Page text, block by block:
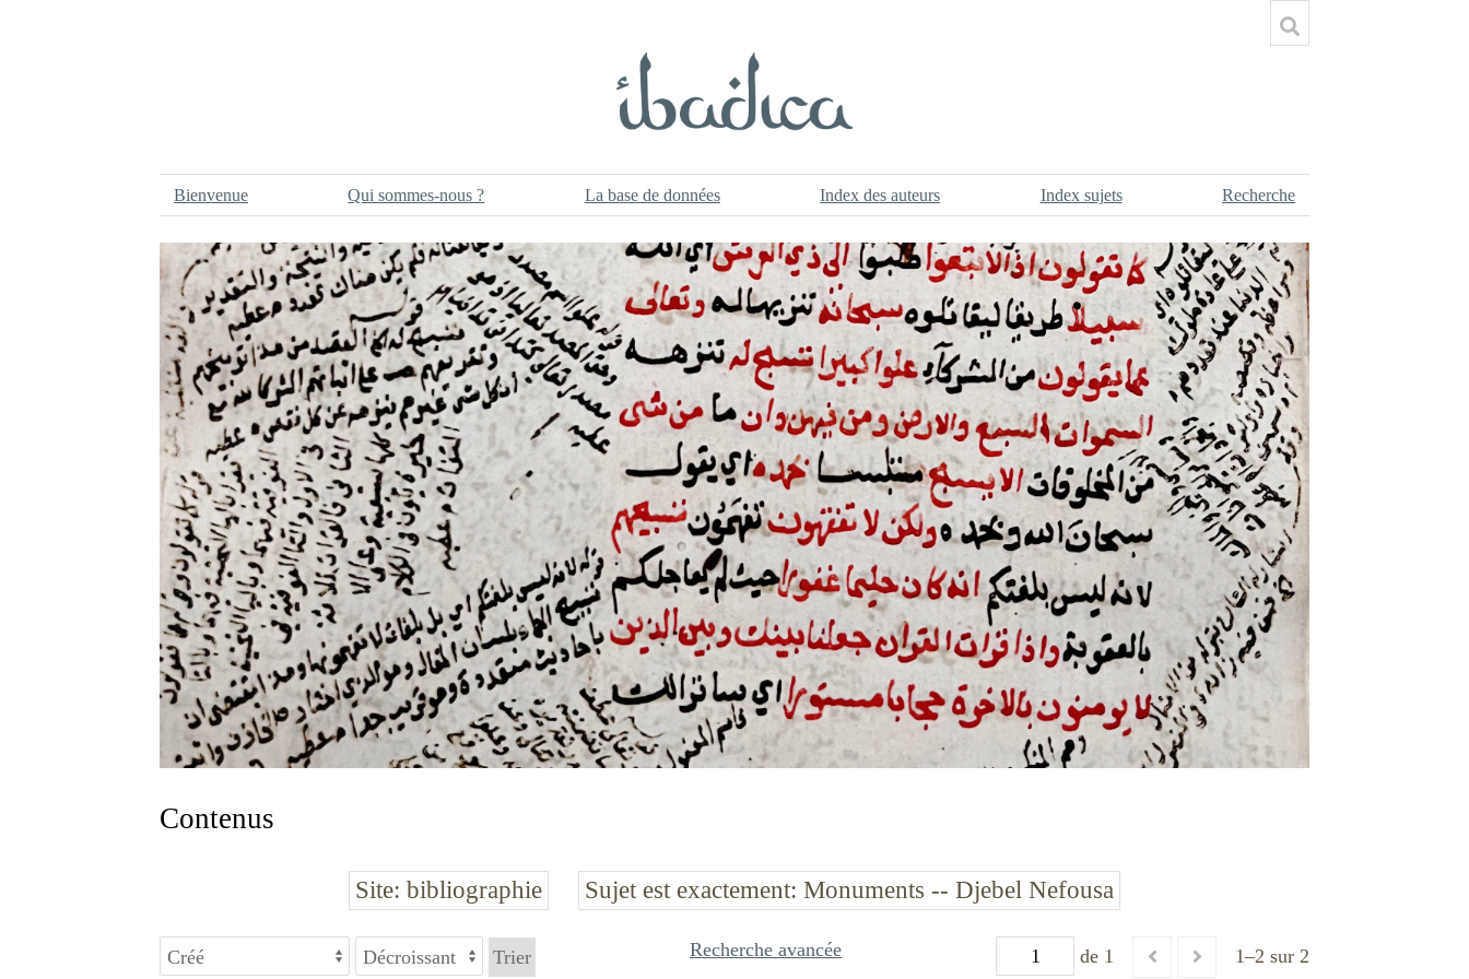
Bienvenue Qui sommes-nous ? La base de données Index des auteurs Index sujets Recherche
Contenus
Site bibliographie Sujet est exactement Monuments -- Djebel Nefousa
de 1 1–2 sur 2
Recherche avancée
Trier